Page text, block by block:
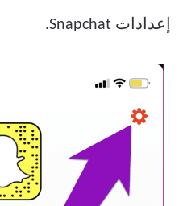
إعدادات Snapchat.